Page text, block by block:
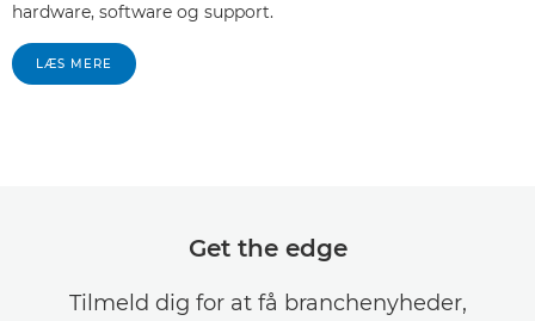
hardware, software og support.
LÆS MERE
Get the edge
Tilmeld dig for at få branchenyheder,